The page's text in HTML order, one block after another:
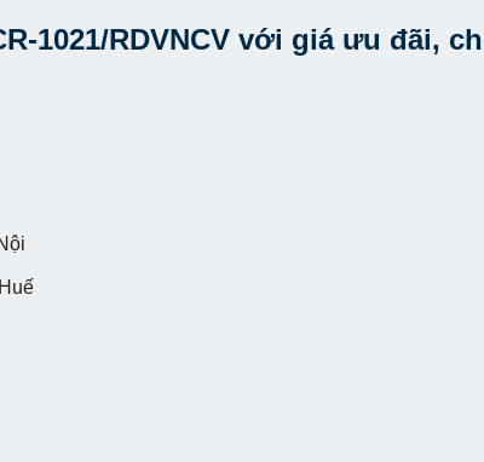
1021/RDVNCV với giá ưu đãi,